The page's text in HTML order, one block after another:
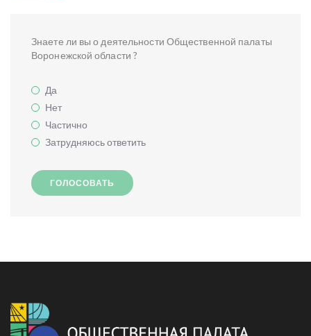
Знаете ли вы о деятельности Общественной палаты
Воронежской области ?
Да
Нет
Частично
Затрудняюсь ответить
ГОЛОСОВАТЬ